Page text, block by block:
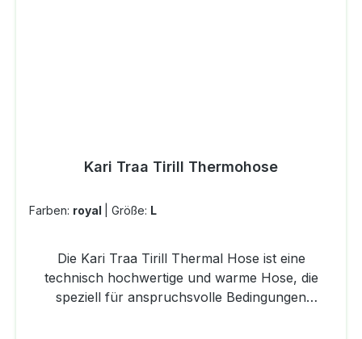
Kari Traa Tirill Thermohose
Farben: royal Größe: L
Die Kari Traa Tirill Thermal Hose ist eine
technisch hochwertige und warme Hose, die
speziell für anspruchsvolle Bedingungen